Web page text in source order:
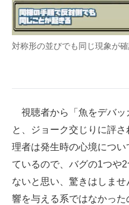
対称形の並びでも同じ現象が
視聴者から「魚をデバッ
と、ジョーク交じりに評
理者は発生時の心境につ
ているので、バグの1つや
ないと思い、驚きはしま
響を与える系ではなかっ